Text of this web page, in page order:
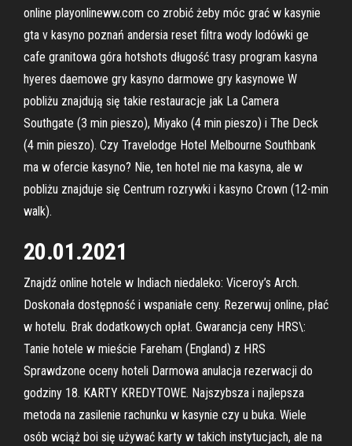
online playonlineww.com co zrobić żeby móc grać w kasynie
gta v kasyno poznań andersia reset filtra wody lodówki ge
cafe granitowa góra hotshots długość trasy program kasyna
hyeres daemowe gry kasyno darmowe gry kasynowe W
pobliżu znajdują się takie restauracje jak La Camera
Southgate (3 min pieszo), Miyako (4 min pieszo) i The Deck
(4 min pieszo). Czy Travelodge Hotel Melbourne Southbank
ma w ofercie kasyno? Nie, ten hotel nie ma kasyna, ale w
pobliżu znajduje się Centrum rozrywki i kasyno Crown (12-min
walk).
20.01.2021
Znajdź online hotele w Indiach niedaleko: Viceroy’s Arch.
Doskonała dostępność i wspaniałe ceny. Rezerwuj online, płać
w hotelu. Brak dodatkowych opłat. Gwarancja ceny HRS\:
Tanie hotele w mieście Fareham (England) z HRS
Sprawdzone oceny hoteli Darmowa anulacja rezerwacji do
godziny 18. KARTY KREDYTOWE. Najszybsza i najlepsza
metoda na zasilenie rachunku w kasynie czy u buka. Wiele
osób wciąż boi się używać karty w takich instytucjach, ale na